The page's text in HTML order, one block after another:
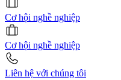
Cơ hội nghề nghiệp
Cơ hội nghề nghiệp
Liên hệ với chúng tôi